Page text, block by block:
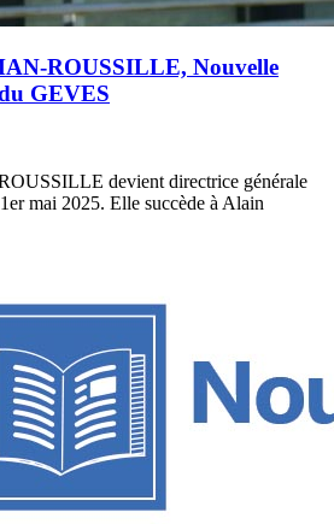
ROUSSILLE, Nouvelle
GEVES
devient directrice générale
mai 2025. Elle succède à Alain